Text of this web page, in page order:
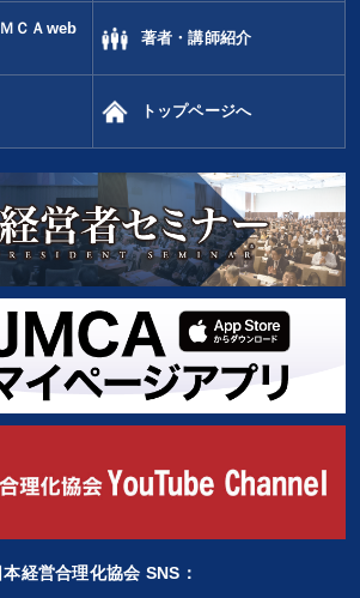
ＣＡweb
著者・講師紹介
トップページへ
本経営合理化協会 SNS：